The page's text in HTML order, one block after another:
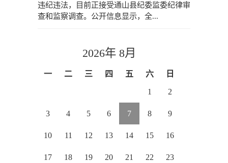
违纪违法，目前正接受通山县纪委监委纪律审
查和监察调查。公开信息显示，全...
2026年 8月
一 二 三 四 五 六 日
1 2
3 4 5 6 7 8 9
10 11 12 13 14 15 16
17 18 19 20 21 22 23